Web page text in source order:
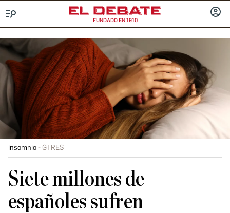
FUNDADO EN 1910
insomnio GTRES
Siete millones de
españoles sufren